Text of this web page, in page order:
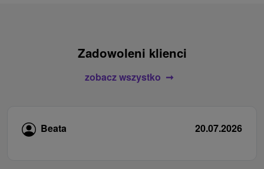
Zadowoleni klienci
zobacz wszystko
Beata 20.07.2026